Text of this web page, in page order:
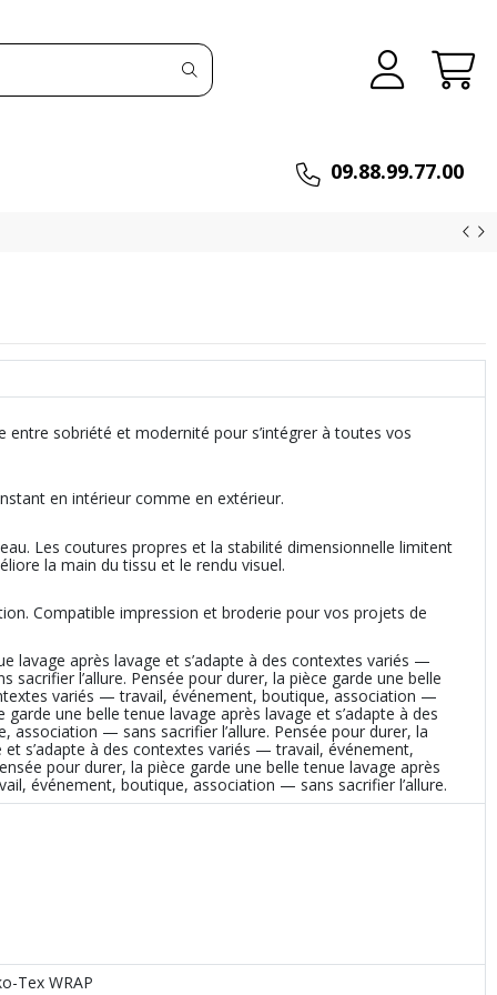
09.88.99.77.00
entre sobriété et modernité pour s’intégrer à toutes vos
en intérieur comme en extérieur.
Les coutures propres et la stabilité dimensionnelle limitent
la main du tissu et le rendu visuel.
Compatible impression et broderie pour vos projets de
lavage après lavage et s’adapte à des contextes variés —
l’allure. Pensée pour durer, la pièce garde une belle
variés — travail, événement, boutique, association —
garde une belle tenue lavage après lavage et s’adapte à des
— sans sacrifier l’allure. Pensée pour durer, la
s’adapte à des contextes variés — travail, événement,
pour durer, la pièce garde une belle tenue lavage après
événement, boutique, association — sans sacrifier l’allure.
Tex WRAP